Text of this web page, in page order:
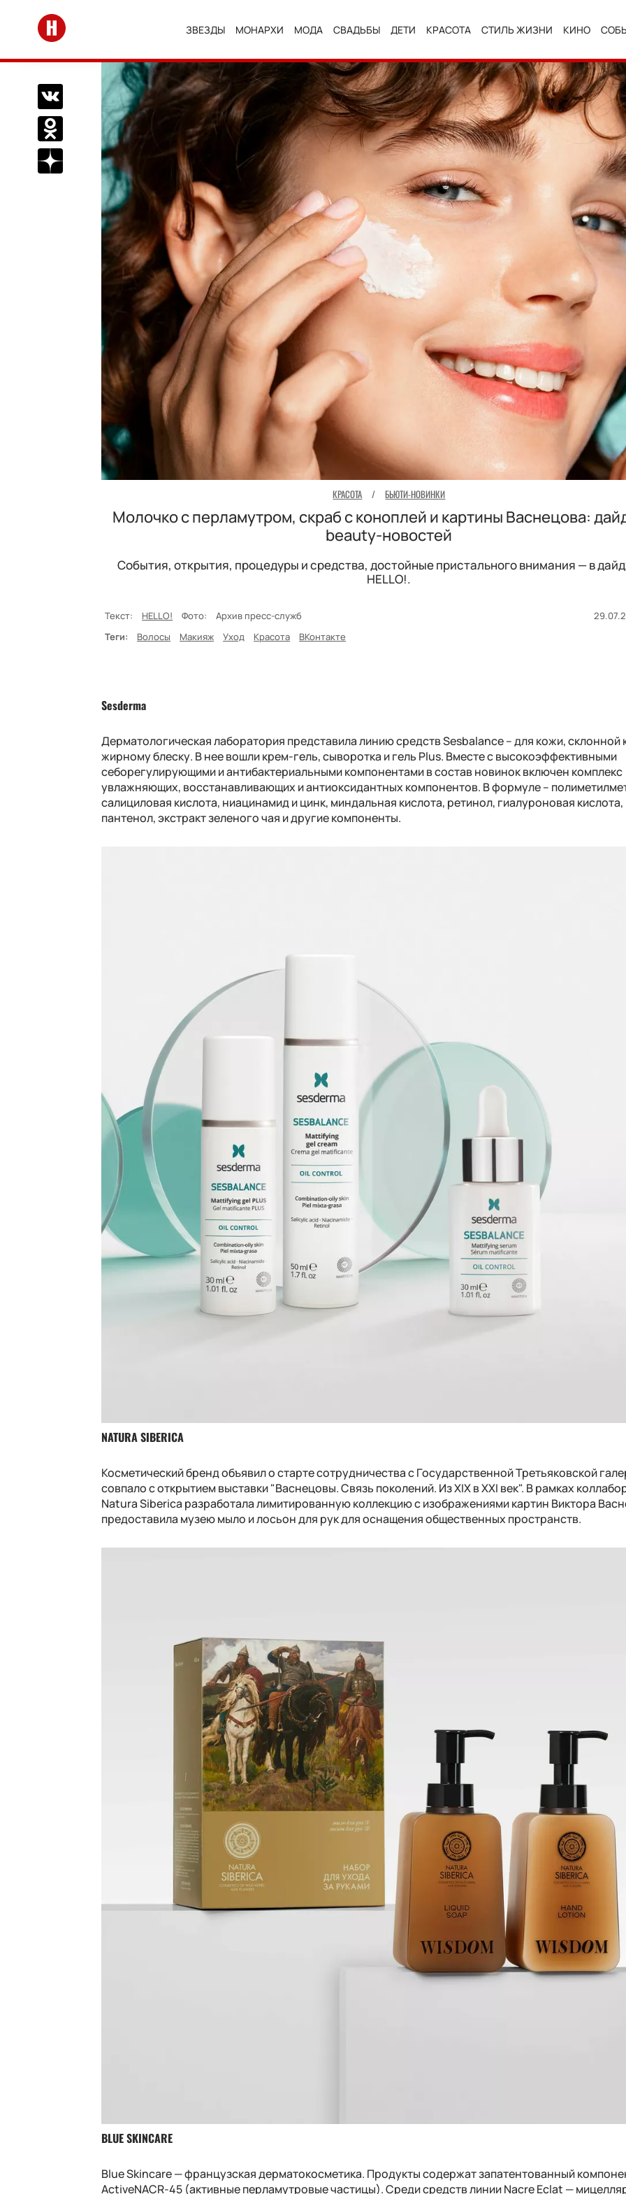
Перейти на главную
ЗВЕЗДЫ МОНАРХИ МОДА СВАДЬБЫ ДЕТИ КРАСОТА СТИЛЬ ЖИЗНИ КИНО
Поделиться Вконтакте
Поделиться в Одноклассниках
Подписаться на нас в Дзен
КРАСОТА / БЬЮТИ-НОВИНКИ
Молочко с перламутром, скраб с коноплей и картины Васнецова:
beauty-новостей
События, открытия, процедуры и средства, достойные пристального внимания — в
HELLO!.
Текст: HELLO! Фото: Архив пресс-служб
Теги:
Волосы Макияж Уход Красота ВКонтакте
Sesderma
Дерматологическая лаборатория представила линию средств Sesbalance – для кожи, склонной
жирному блеску. В нее вошли крем-гель, сыворотка и гель Plus. Вместе с высокоэффективными
себорегулирующими и антибактериальными компонентами в состав новинок включен комплекс
увлажняющих, восстанавливающих и антиоксидантных компонентов. В формуле –
салициловая кислота, ниацинамид и цинк, миндальная кислота, ретинол, гиалуроновая кислота,
пантенол, экстракт зеленого чая и другие компоненты.
NATURA SIBERICA
Косметический бренд объявил о старте сотрудничества с Государственной Третьяковской
совпало с открытием выставки "Васнецовы. Связь поколений. Из XIX в XXI век". В рамках
Natura Siberica разработала лимитированную коллекцию с изображениями картин Виктора
предоставила музею мыло и лосьон для рук для оснащения общественных пространств.
BLUE SKINCARE
Blue Skincare — французская дерматокосметика. Продукты содержат запатентованный
ActiveNACR-45 (активные перламутровые частицы). Среди средств линии Nacre Eclat —